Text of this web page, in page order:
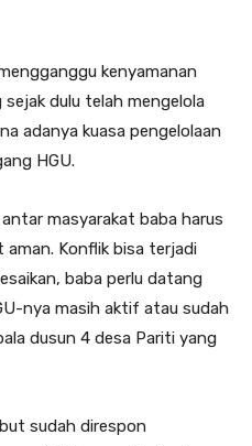
kenyamanan
dulu telah mengelola
adanya kuasa pengelolaan
HGU.
masyarakat baba harus
Konflik bisa terjadi
baba perlu datang
nya masih aktif atau sudah
dusun 4 desa Pariti yang
sudah direspon